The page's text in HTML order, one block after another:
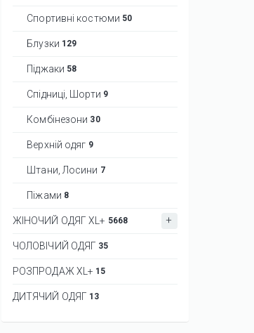
Спортивні костюми 50
Блузки 129
Піджаки 58
Спідниці, Шорти 9
Комбінезони 30
Верхній одяг 9
Штани, Лосини 7
Піжами 8
ЖІНОЧИЙ ОДЯГ XL+ 5668
ЧОЛОВІЧИЙ ОДЯГ 35
РОЗПРОДАЖ XL+ 15
ДИТЯЧИЙ ОДЯГ 13